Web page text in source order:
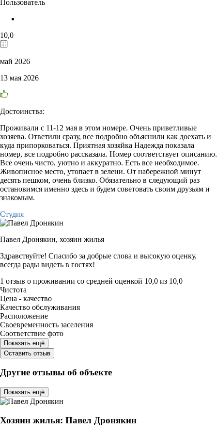
Пользователь
10,0
май 2026
13 мая 2026
Достоинства:
Проживали с 11-12 мая в этом номере. Очень приветливые
хозяева. Ответили сразу, все подробно объяснили как доехать и
куда припорковаться. Приятная хозяйка Надежда показала
номер, все подробно рассказала. Номер соответствует описанию.
Все очень чисто, уютно и аккуратно. Есть все необходимое.
Живописное место, утопает в зелени. От набережной минут
десять пешком, очень близко. Обязательно в следующий раз
остановимся именно здесь и будем советовать своим друзьям и
знакомым.
Студия
Павел Дронякин, хозяин жилья
Здравствуйте! Спасибо за добрые слова и высокую оценку,
всегда рады видеть в гостях!
1 отзыв о проживании со средней оценкой 10,0 из 10,0
Чистота
Цена - качество
Качество обслуживания
Расположение
Своевременность заселения
Соответствие фото
Показать ещё
Оставить отзыв
Другие отзывы об объекте
Показать ещё
Хозяин жилья: Павел Дронякин